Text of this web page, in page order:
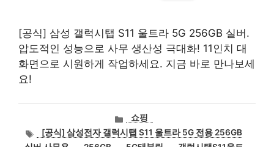
[공식] 삼성 갤럭시탭 S11 울트라 5G 256GB 실버.
압도적인 성능으로 사무 생산성 극대화! 11인치 대
화면으로 시원하게 작업하세요. 지금 바로 만나보세
요!
카
테
고
쇼핑
태
그
[공식] 삼성전자 갤럭시탭 S11 울트라 5G 전용 256GB